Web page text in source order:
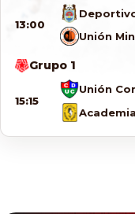
13:00
Unión
Grupo 1
15:15
Unión